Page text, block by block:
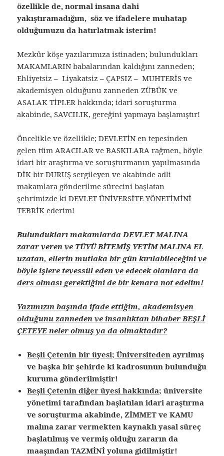
özellikle de, normal insana dahi
yakıştıramadığım, söz ve ifadelere muhatap
olduğumuzu da hatırlatmak isterim!
Mezkûr köşe yazılarımıza istinaden; bulundukları
MAKAMLARIN babalarından kaldığını zanneden;
Ehliyetsiz – Liyakatsiz – ÇAPSIZ – MUHTERİS ve
akademisyen olduğunu zanneden ZÜBÜK ve
ASALAK TİPLER hakkında; idari soruşturma
akabinde, SAVCILIK, gereğini yapmaya başlamıştır!
Öncelikle ve özellikle; DEVLETİN en tepesinden
gelen tüm ARACILAR ve BASKILARA rağmen, böyle
idari bir araştırma ve soruşturmanın yapılmasında
DİK bir DURUŞ sergileyen ve akabinde adli
makamlara gönderilme sürecini başlatan
şehrimizde ki DEVLET ÜNİVERSİTE YÖNETİMİNİ
TEBRİK ederim!
Bulundukları makamlarda DEVLET MALINA
zarar veren ve TÜYÜ BİTEMİŞ YETİM MALINA EL
uzatan, ellerin mutlaka bir gün kırılabileceğini ve
böyle işlere tevessül eden ve edecek olanlara da
ders olması gerektiğini de bir kenara not edelim!
Yazımızın başında ifade ettiğim, akademisyen
olduğunu zanneden ve insanlıktan bihaber BEŞLİ
ÇETEYE neler olmuş ya da olmaktadır?
Beşli Çetenin bir üyesi; Üniversiteden ayrılmış
ve başka bir şehirde ki kadrosunun bulunduğu
kuruma gönderilmiştir!
Beşli Çetenin diğer üyesi hakkında; üniversite
yönetimi tarafından başlatılan idari araştırma
ve soruşturma akabinde, ZİMMET ve KAMU
malına zarar vermekten kaynaklı yasal süreç
başlatılmış ve vermiş olduğu zararın da
maaşından TAZMİNİ yoluna gidilmiştir!